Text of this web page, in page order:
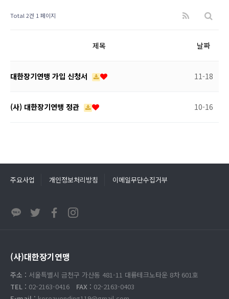
Total 2건 1 페이지
제목 날짜
대한장기연맹 가입 신청서 11-18
(사) 대한장기연맹 정관 10-16
주요사업 개인정보처리방침 이메일무단수집거부
(사)대한장기연맹
주소 : 서울특별시 금천구 가산동 481-11 대륭테크노타운 8차 601호
TEL : 02-2163-0416 FAX : 02-2163-0403